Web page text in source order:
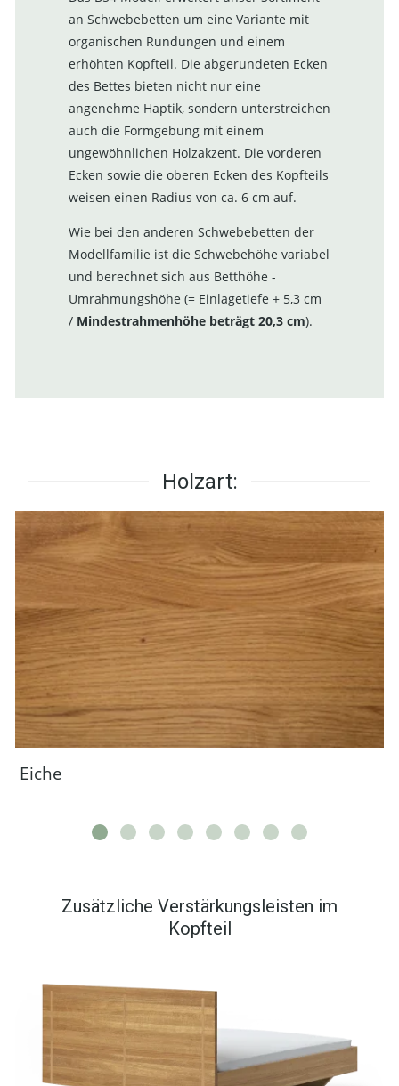
an Schwebebetten um eine Variante mit
organischen Rundungen und einem
erhöhten Kopfteil. Die abgerundeten Ecken
des Bettes bieten nicht nur eine
angenehme Haptik, sondern unterstreichen
auch die Formgebung mit einem
ungewöhnlichen Holzakzent. Die vorderen
Ecken sowie die oberen Ecken des Kopfteils
weisen einen Radius von ca. 6 cm auf.
Wie bei den anderen Schwebebetten der
Modellfamilie ist die Schwebehöhe variabel
und berechnet sich aus Betthöhe -
Umrahmungshöhe (= Einlagetiefe + 5,3 cm
/ Mindestrahmenhöhe beträgt 20,3 cm).
Holzart:
Eiche
Zusätzliche Verstärkungsleisten im
Kopfteil